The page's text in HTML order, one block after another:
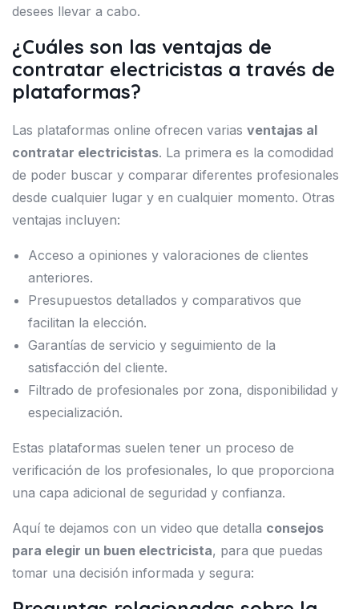
desees llevar a cabo.
¿Cuáles son las ventajas de
contratar electricistas a través de
plataformas?
Las plataformas online ofrecen varias ventajas al
contratar electricistas. La primera es la comodidad
de poder buscar y comparar diferentes profesionales
desde cualquier lugar y en cualquier momento. Otras
ventajas incluyen:
Acceso a opiniones y valoraciones de clientes
anteriores.
Presupuestos detallados y comparativos que
facilitan la elección.
Garantías de servicio y seguimiento de la
satisfacción del cliente.
Filtrado de profesionales por zona, disponibilidad y
especialización.
Estas plataformas suelen tener un proceso de
verificación de los profesionales, lo que proporciona
una capa adicional de seguridad y confianza.
Aquí te dejamos con un video que detalla consejos
para elegir un buen electricista, para que puedas
tomar una decisión informada y segura: